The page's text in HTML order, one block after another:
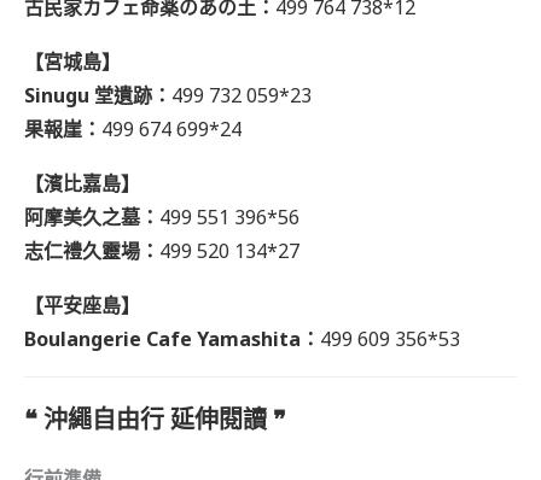
古民家カフェ命薬のあの土： 499 764 738*12
【宮城島】
Sinugu 堂遺跡： 499 732 059*23
果報崖： 499 674 699*24
【濱比嘉島】
阿摩美久之墓： 499 551 396*56
志仁禮久靈場： 499 520 134*27
【平安座島】
Boulangerie Cafe Yamashita： 499 609 356*53
❝ 沖繩自由行 延伸閱讀 ❞